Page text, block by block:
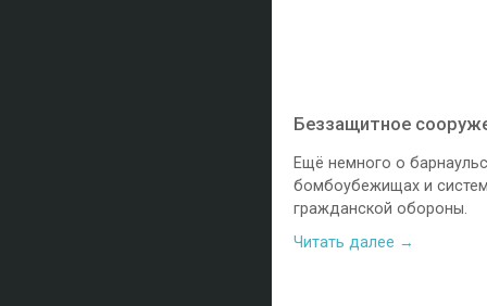
Беззащитное
Ещё немного о
бомбоубежищах и
гражданской обороны.
Читать далее →